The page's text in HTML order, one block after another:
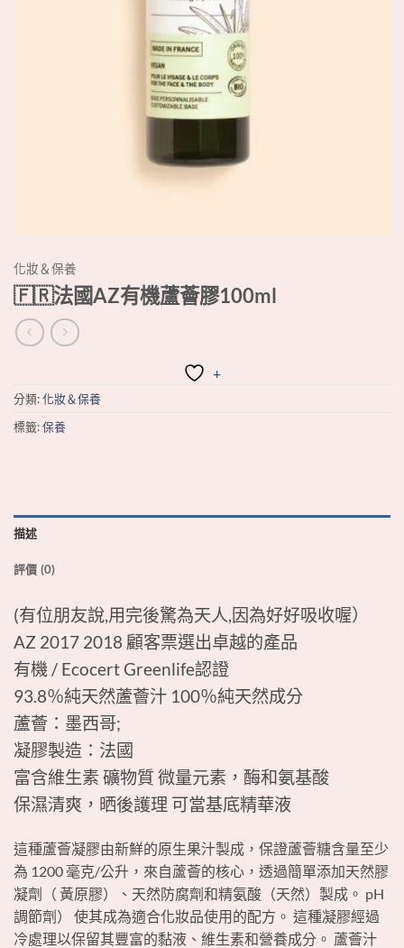
化妝＆保養
🇫🇷法國AZ有機蘆薈膠100ml
+
分類:化妝＆保養
標籤:保養
描述
評價 (0)
(有位朋友說,用完後驚為天人,因為好好吸收喔）
AZ 2017 2018 顧客票選出卓越的產品
有機 / Ecocert Greenlife認證
93.8％純天然蘆薈汁 100％純天然成分
蘆薈：墨西哥;
凝膠製造：法國
富含維生素 礦物質 微量元素，酶和氨基酸
保濕清爽，晒後護理 可當基底精華液
這種蘆薈凝膠由新鮮的原生果汁製成，保證蘆薈糖含量至少
為 1200 毫克/公升，來自蘆薈的核心，透過簡單添加天然膠
凝劑（ 黃原膠）、天然防腐劑和精氨酸（天然）製成。 pH
調節劑） 使其成為適合化妝品使用的配方。 這種凝膠經過
冷處理以保留其豐富的黏液、維生素和營養成分。 蘆薈汁